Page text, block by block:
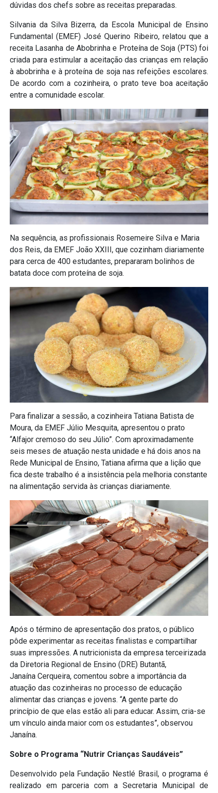
dúvidas dos chefs sobre as receitas preparadas.
Silvania da Silva Bizerra, da Escola Municipal de Ensino
Fundamental (EMEF) José Querino Ribeiro, relatou que a
receita Lasanha de Abobrinha e Proteína de Soja (PTS) foi
criada para estimular a aceitação das crianças em relação
à abobrinha e à proteína de soja nas refeições escolares.
De acordo com a cozinheira, o prato teve boa aceitação
entre a comunidade escolar.
Na sequência, as profissionais Rosemeire Silva e Maria
dos Reis, da EMEF João XXIII, que cozinham diariamente
para cerca de 400 estudantes, prepararam bolinhos de
batata doce com proteína de soja.
Para finalizar a sessão, a cozinheira Tatiana Batista de
Moura, da EMEF Júlio Mesquita, apresentou o prato
“Alfajor cremoso do seu Júlio”. Com aproximadamente
seis meses de atuação nesta unidade e há dois anos na
Rede Municipal de Ensino, Tatiana afirma que a lição que
fica deste trabalho é a insistência pela melhoria constante
na alimentação servida às crianças diariamente.
Após o término de apresentação dos pratos, o público
pôde experimentar as receitas finalistas e compartilhar
suas impressões. A nutricionista da empresa terceirizada
da Diretoria Regional de Ensino (DRE) Butantã,
Janaína Cerqueira, comentou sobre a importância da
atuação das cozinheiras no processo de educação
alimentar das crianças e jovens. “A gente parte do
princípio de que elas estão ali para educar. Assim, cria-se
um vínculo ainda maior com os estudantes”, observou
Janaína.
Sobre o Programa “Nutrir Crianças Saudáveis”
Desenvolvido pela Fundação Nestlé Brasil, o programa é
realizado em parceria com a Secretaria Municipal de